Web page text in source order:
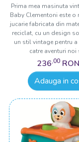
Prima mea masinuta
Baby Clementoni este o
jucarie fabricata din
reciclat, cu un design
un stil vintage pentru a
catre aventuri noi
236,00 RON
Adauga in